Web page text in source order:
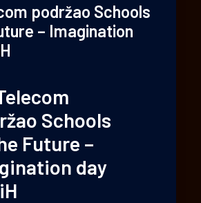
podržao Schools
– Imagination
Schools
Future –
day